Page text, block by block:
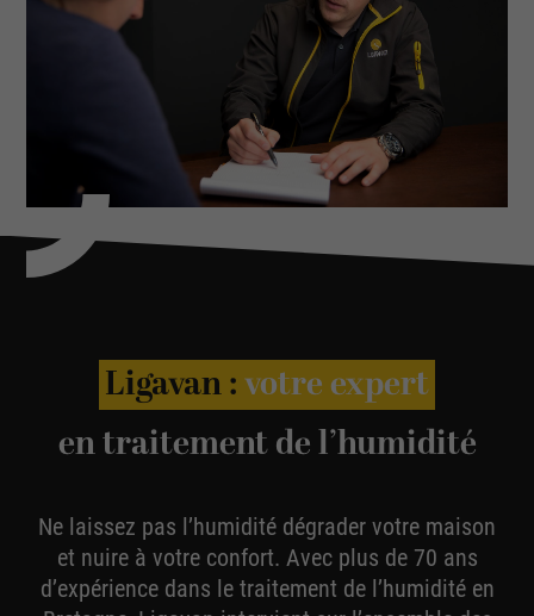
Ligavan :votre expert
en traitement de l’humidité
Ne laissez pas l’humidité dégrader votre maison
et nuire à votre confort. Avec plus de 70 ans
d’expérience dans le traitement de l’humidité en